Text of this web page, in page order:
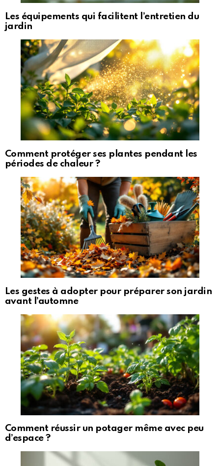
Les équipements qui facilitent l’entretien du
jardin
Comment protéger ses plantes pendant les
périodes de chaleur ?
Les gestes à adopter pour préparer son jardin
avant l’automne
Comment réussir un potager même avec peu
d’espace ?